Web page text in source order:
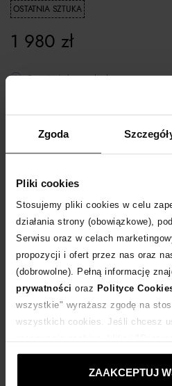
Zgoda
Pliki cookies
Stosujemy pliki cookies w celu
działania strony (obowiązkowe),
Serwisu oraz w celach
propozycji i ofert przez nas oraz
(dobrowolne). Pełną informację
prywatności oraz Polityce
wszystkie" wyrażasz zgodę na
wszystkich cookies. Jeśli chcesz
ustawienia prywatności.
ZAAKCEPTUJ
OSTATNIA SZTUKA
1 980 zł
Rozmiarówka standardowa.
WYBIERZ ROZMIAR
Dostawa
14 dni na zwrot towaru
+396 punktów zyskujesz w Klubie
Produkt partnerskiMoliera2